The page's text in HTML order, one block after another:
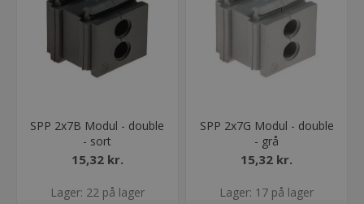
SPP 2x7B Modul - double
- sort
15,32 kr.
Lager: 22 på lager
SPP 2x7G Modul - double
- grå
15,32 kr.
Lager: 17 på lager